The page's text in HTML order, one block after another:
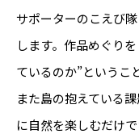
サポーターのこえび
します。作品めぐり
ているのか”というこ
また島の抱えている
に自然を楽しむだけ